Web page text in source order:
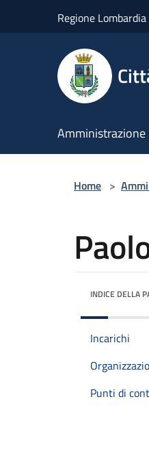
Regione Lombardia
Amministrazione
Home >
INDICE DELLA
Incarichi
Punti di